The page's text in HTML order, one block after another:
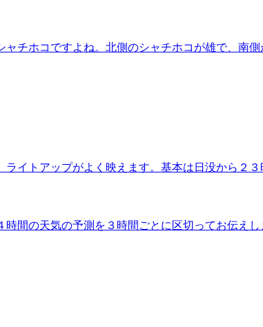
ャチホコですよね。北側のシャチホコが雄で、南
ライトアップがよく映えます。基本は日没から２
間の天気の予測を３時間ごとに区切ってお伝えし